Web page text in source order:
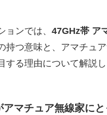
ョンでは、47GHz帯 ア
持つ意味と、アマチュ
する理由について解説し
アマチュア無線家に